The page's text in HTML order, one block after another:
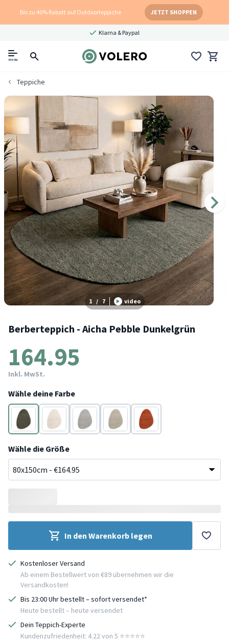
Bis zu 40% Rabatt auf Outdoorteppiche JETZT SHOPPEN
Klarna & Paypal
menu
Teppiche
1 / 7 video
Berberteppich - Aicha Pebble Dunkelgrün
164.95
Inkl. MwSt.
Wähle deine Farbe
Grün Beige Grau Taupe
Terracotta
Wähle die Größe
In den Warenkorb legen
Kostenloser Versand
Ab einem Bestellwert von €89 übernehmen wir die
Versandkosten!
Bis 23:00 Uhr bestellt – sofort versendet*
Heute bestellt – heute versendet
Dein Teppich-Experte
Kundenzufriedenheit: 4.22 von 5 ⭐️⭐️⭐️⭐️⭐️